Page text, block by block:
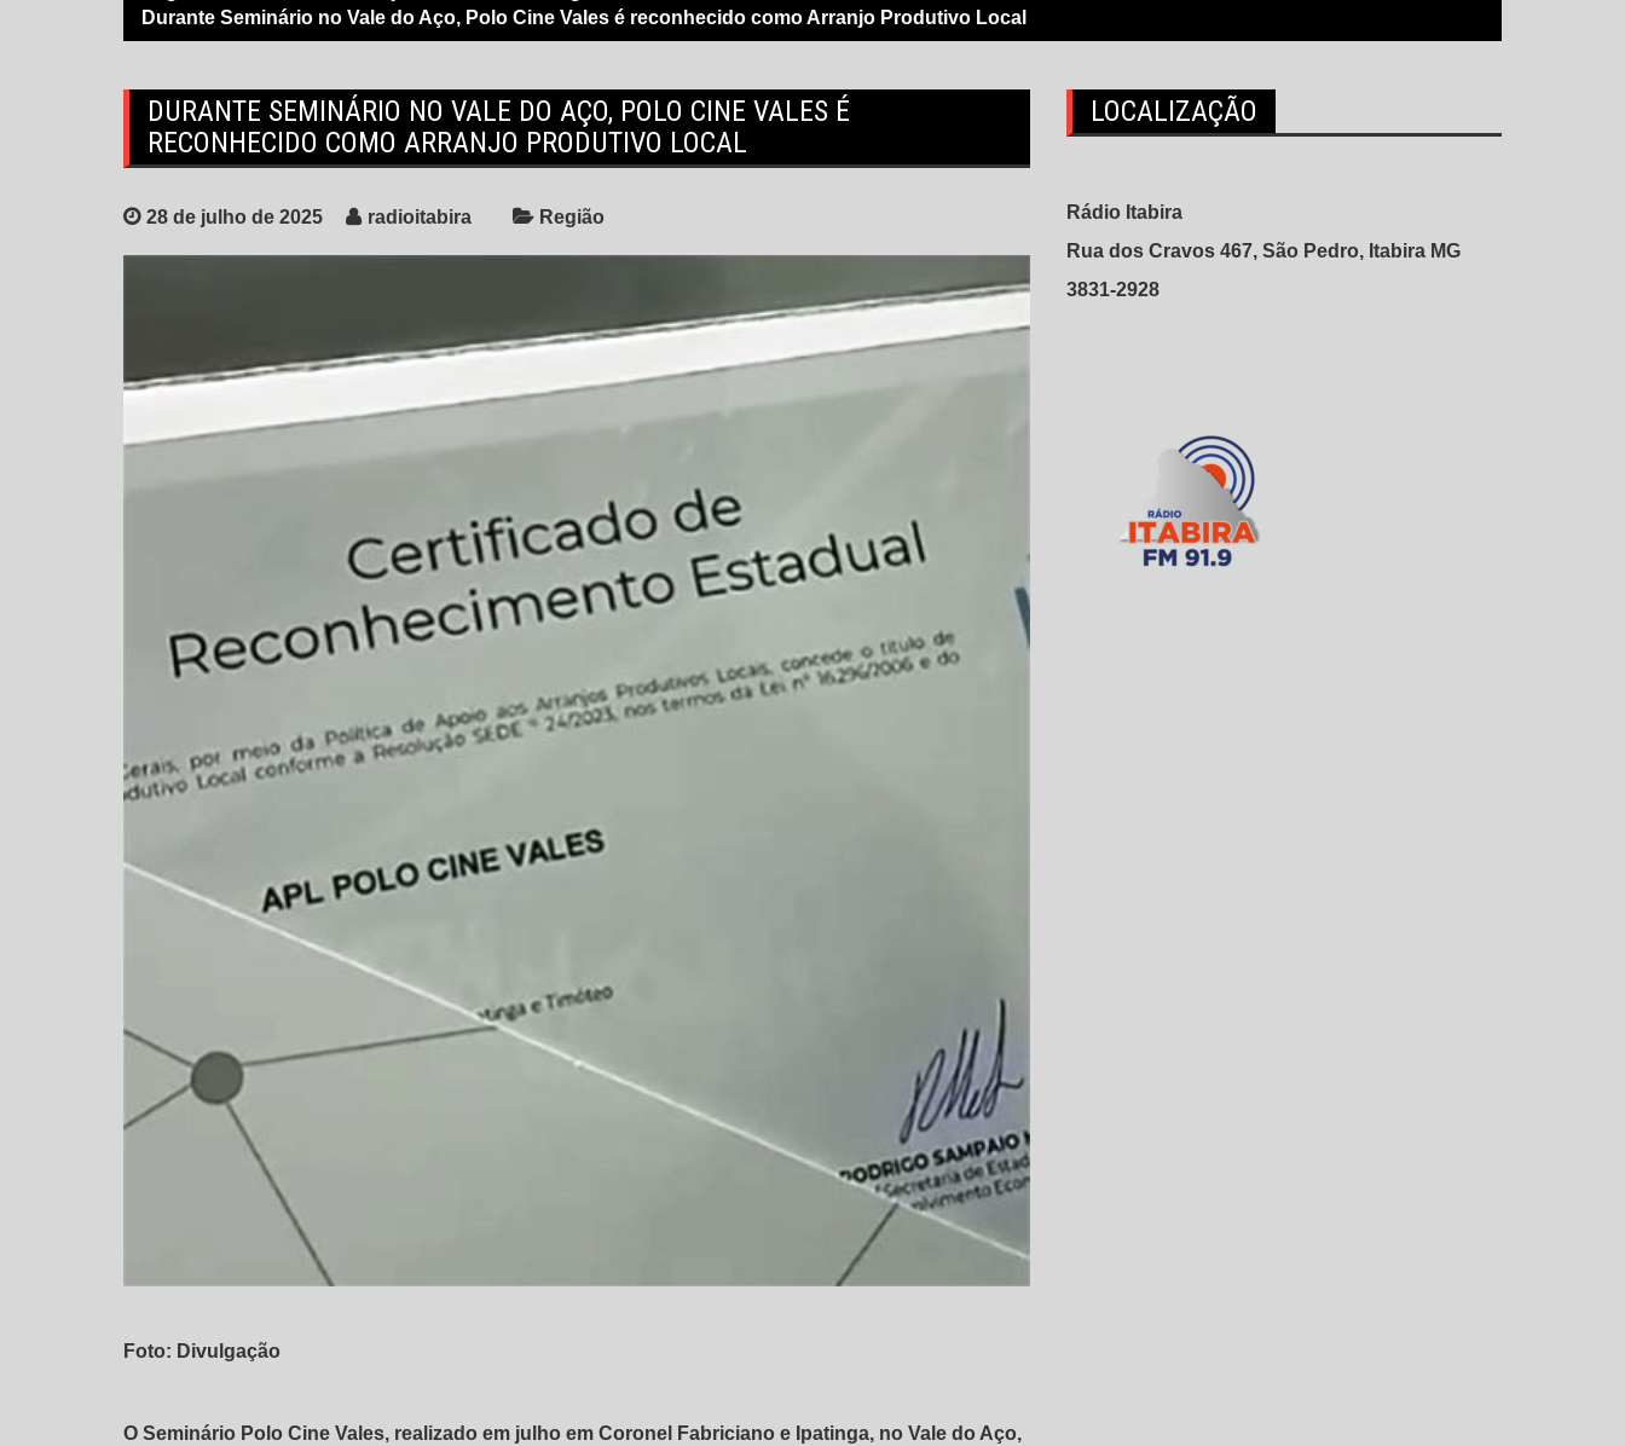
Durante Seminário no Vale do Aço, Polo Cine Vales é reconhecido como Arranjo Produtivo Local
DURANTE SEMINÁRIO NO VALE DO AÇO, POLO CINE VALES É
RECONHECIDO COMO ARRANJO PRODUTIVO LOCAL
28 de julho de 2025 radioitabira Região
Foto: Divulgação
O Seminário Polo Cine Vales, realizado em julho em Coronel Fabriciano e Ipatinga, no Vale do Aço,
LOCALIZAÇÃO
Rádio Itabira
Rua dos Cravos 467, São Pedro, Itabira MG
3831-2928